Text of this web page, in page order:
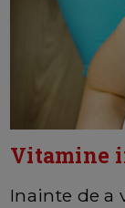
Vitamine
Inainte de a